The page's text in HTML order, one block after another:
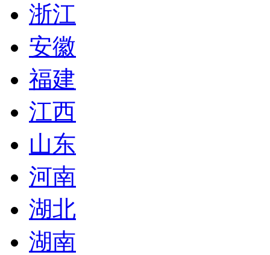
浙江
安徽
福建
江西
山东
河南
湖北
湖南